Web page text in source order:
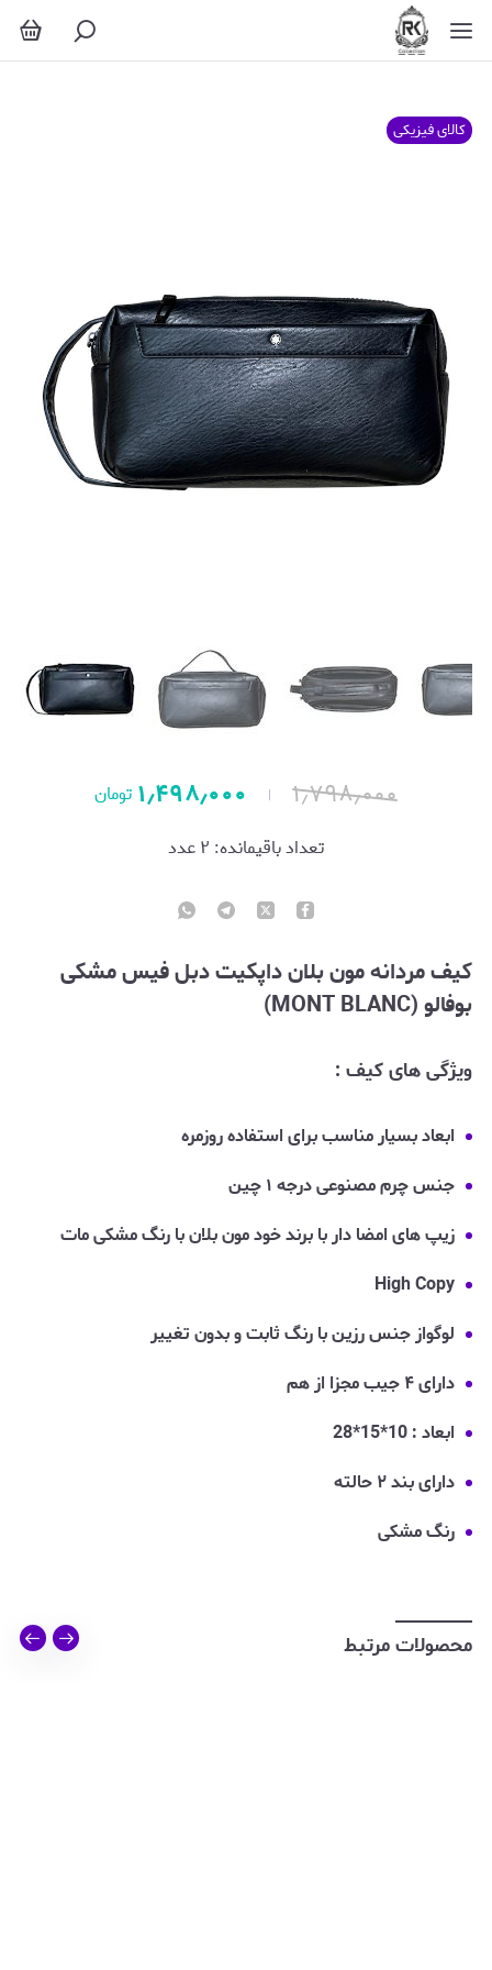
کالای فیزیکی
۱٫۷۹۸٫۰۰۰ ۱٫۴۹۸٫۰۰۰ تومان
تعداد باقیمانده: ۲عدد
کیف مردانه مون بلان داپکیت دبل فیس مشکی
بوفالو (MONT BLANC)
ویژگی های کیف :
ابعاد بسیار مناسب برای استفاده روزمره
جنس چرم مصنوعی درجه ۱ چین
زیپ های امضا دار با برند خود مون بلان با رنگ مشکی مات
High Copy
لوگواز جنس رزین با رنگ ثابت و بدون تغییر
دارای ۴ جیب مجزا از هم
ابعاد : 10*15*28
دارای بند ۲ حالته
رنگ مشکی
محصولات مرتبط